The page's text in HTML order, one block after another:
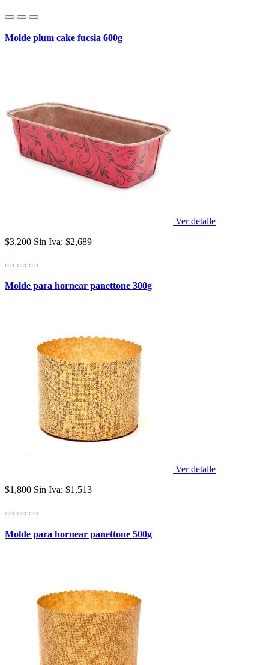
Molde plum cake fucsia 600g
Ver detalle
$3,200 Sin Iva: $2,689
Molde para hornear panettone 300g
Ver detalle
$1,800 Sin Iva: $1,513
Molde para hornear panettone 500g